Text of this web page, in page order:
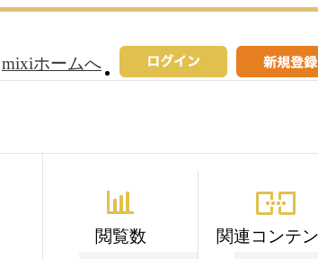
mixiホームへ
閲覧数 関連コンテ